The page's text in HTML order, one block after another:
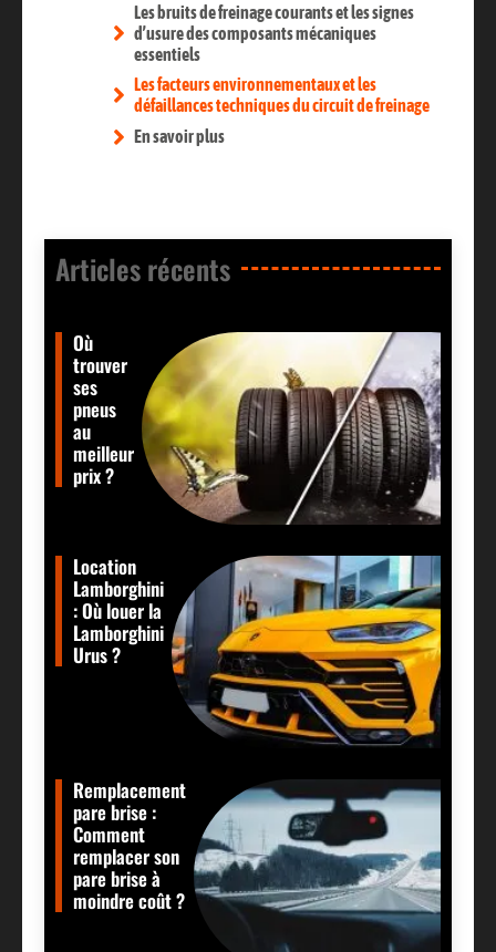
Les bruits de freinage courants et les signes
d’usure des composants mécaniques
essentiels
Les facteurs environnementaux et les
défaillances techniques du circuit de freinage
En savoir plus
Articles récents​
Où
trouver
ses
pneus
au
meilleur
prix ?
Location
Lamborghini
: Où louer la
Lamborghini
Urus ?
Remplacement
pare brise :
Comment
remplacer son
pare brise à
moindre coût ?